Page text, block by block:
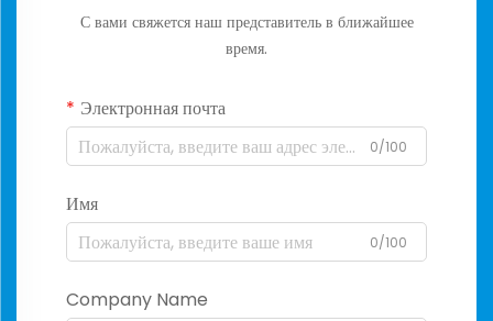
С вами свяжется наш представитель в ближайшее
время.
Электронная почта
0/100
Имя
0/100
Company Name